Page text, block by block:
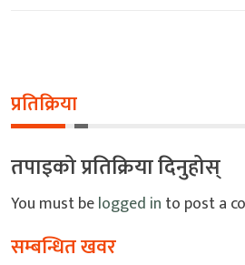
प्रतिक्रिया
तपाइको प्रतिक्रिया दिनुहोस्
You must belogged in to post a
सम्बन्धित खवर